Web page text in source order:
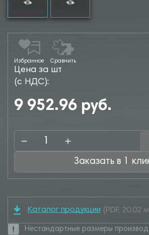
Избранное Сравнить
Цена за шт
(с НДС):
9 952.96 руб.
Заказать в 1
Каталог продукции (PDF, 20.02
Нестандартные размеры